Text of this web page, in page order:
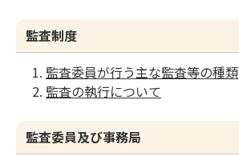
監査制度
監査委員が行う主な監査等の種類
監査の執行について
監査委員及び事務局